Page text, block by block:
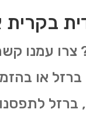
בקרית
צרו עמנו
ברזל או
ברזל